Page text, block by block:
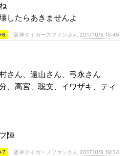
したらあきませんよ
阪神タイガースファンさん 2017,10/8 15:45
さん、遠山さん、弓永さん
、高宮、聡文、イワザキ、ティ
陣
+7 阪神タイガースファンさん 2017,10/8 19:54